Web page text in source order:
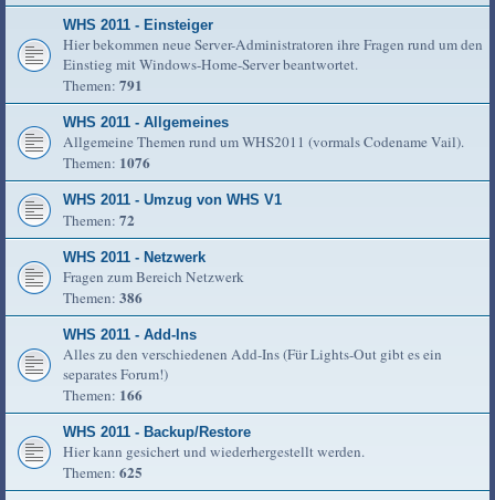
WHS 2011 - Einsteiger
Hier bekommen neue Server-Administratoren ihre Fragen rund um den
Einstieg mit Windows-Home-Server beantwortet.
Themen: 791
WHS 2011 - Allgemeines
Allgemeine Themen rund um WHS2011 (vormals Codename Vail).
Themen: 1076
WHS 2011 - Umzug von WHS V1
Themen: 72
WHS 2011 - Netzwerk
Fragen zum Bereich Netzwerk
Themen: 386
WHS 2011 - Add-Ins
Alles zu den verschiedenen Add-Ins (Für Lights-Out gibt es ein
separates Forum!)
Themen: 166
WHS 2011 - Backup/Restore
Hier kann gesichert und wiederhergestellt werden.
Themen: 625